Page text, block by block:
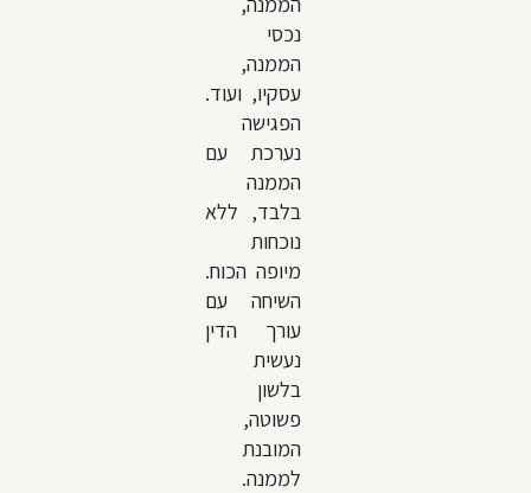
נכסי
הממנה,
עסקיו, ועוד.
הפגישה
נערכת עם
הממנה
בלבד, ללא
נוכחות
מיופה הכוח.
השיחה עם
עורך הדין
נעשית
בלשון
פשוטה,
המובנת
לממנה.